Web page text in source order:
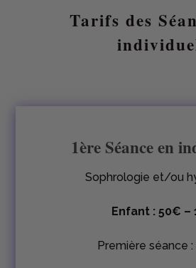
Tarifs des
1ère Séance en
Sophrologie et/ou
Enfant : 50€ –
Première séance :